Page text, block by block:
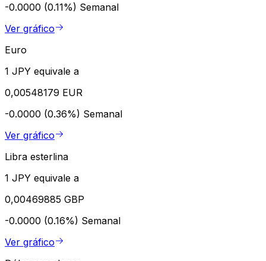
-0.0000 (0.11%) Semanal
Ver gráfico
Euro
1 JPY equivale a
0,00548179 EUR
-0.0000 (0.36%) Semanal
Ver gráfico
Libra esterlina
1 JPY equivale a
0,00469885 GBP
-0.0000 (0.16%) Semanal
Ver gráfico